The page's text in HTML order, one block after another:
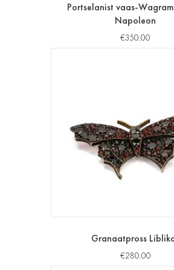
Portselanist vaas-
Napoleon
€350.00
Granaatpross
€280.00